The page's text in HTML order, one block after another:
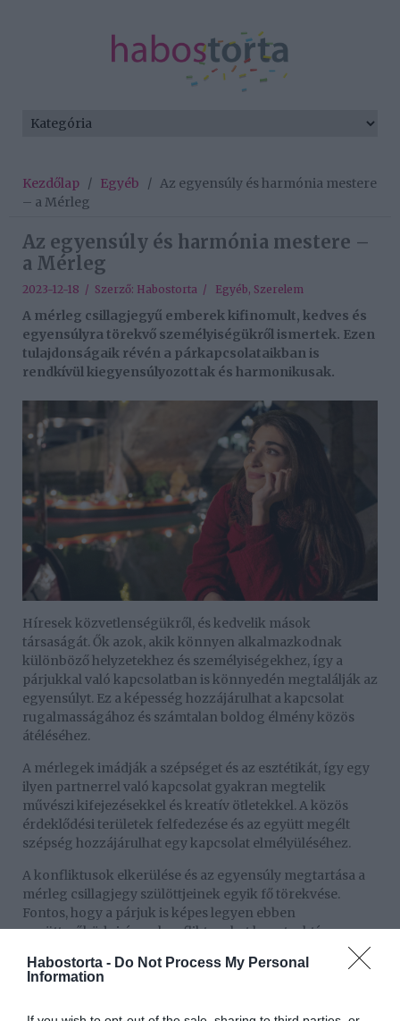
Habostorta - Do Not Process My Personal
Information
Kezdőlap / Egyéb / Az egyensúly és harmónia mestere
– a Mérleg
Az egyensúly és harmónia mestere –
a Mérleg
2023-12-18 / Szerző: Habostorta / Egyéb, Szerelem
A mérleg csillagjegyű emberek kifinomult, kedves és
egyensúlyra törekvő személyiségükről ismertek. Ezen
tulajdonságaik révén a párkapcsolataikban is
rendkívül kiegyensúlyozottak és harmonikusak.
Híresek közvetlenségükről, és kedvelik mások
társaságát. Ők azok, akik könnyen alkalmazkodnak
különböző helyzetekhez és személyiségekhez, így a
párjukkal való kapcsolatban is könnyedén megtalálják az
egyensúlyt. Ez a képesség hozzájárulhat a kapcsolat
rugalmasságához és számtalan boldog élmény közös
átéléséhez.
A mérlegek imádják a szépséget és az esztétikát, így egy
ilyen partnerrel való kapcsolat gyakran megtelik
művészi kifejezésekkel és kreatív ötletekkel. A közös
érdeklődési területek felfedezése és az együtt megélt
szépség hozzájárulhat egy kapcsolat elmélyüléséhez.
A konfliktusok elkerülése és az egyensúly megtartása a
mérleg csillagjegy szülöttjeinek egyik fő törekvése.
Fontos, hogy a párjuk is képes legyen ebben
együttműködni, így a konfliktusokat konstruktívan
kezelhetik. A mérlegek nyitottak a kompromisszumokra
annak érdekében, hogy megőrizzék a békét és a